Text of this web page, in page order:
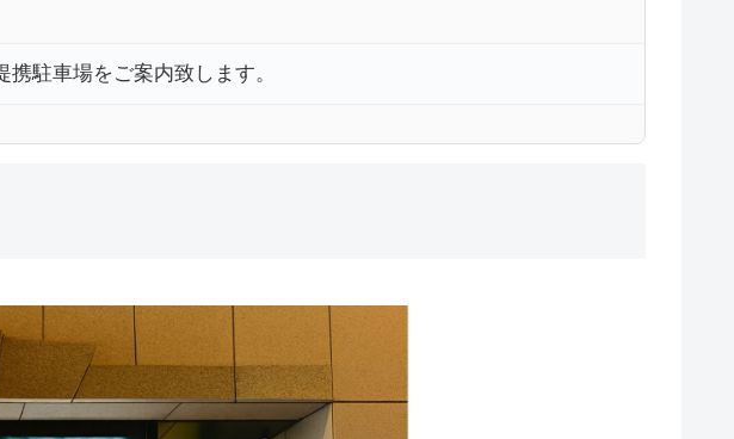
駐車場をご案内致します。